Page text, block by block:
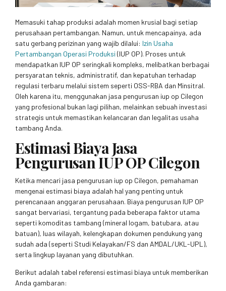
Memasuki tahap produksi adalah momen krusial bagi setiap
perusahaan pertambangan. Namun, untuk mencapainya, ada
satu gerbang perizinan yang wajib dilalui: Izin Usaha
Pertambangan Operasi Produksi (IUP OP). Proses untuk
mendapatkan IUP OP seringkali kompleks, melibatkan berbagai
persyaratan teknis, administratif, dan kepatuhan terhadap
regulasi terbaru melalui sistem seperti OSS-RBA dan Minsitral.
Oleh karena itu, menggunakan jasa pengurusan iup op Cilegon
yang profesional bukan lagi pilihan, melainkan sebuah investasi
strategis untuk memastikan kelancaran dan legalitas usaha
tambang Anda.
Estimasi Biaya Jasa
Pengurusan IUP OP Cilegon
Ketika mencari jasa pengurusan iup op Cilegon, pemahaman
mengenai estimasi biaya adalah hal yang penting untuk
perencanaan anggaran perusahaan. Biaya pengurusan IUP OP
sangat bervariasi, tergantung pada beberapa faktor utama
seperti komoditas tambang (mineral logam, batubara, atau
batuan), luas wilayah, kelengkapan dokumen pendukung yang
sudah ada (seperti Studi Kelayakan/FS dan AMDAL/UKL-UPL),
serta lingkup layanan yang dibutuhkan.
Berikut adalah tabel referensi estimasi biaya untuk memberikan
Anda gambaran: